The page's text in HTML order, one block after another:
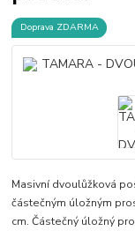
Doprava ZDARMA
Masivní dvoulůžková
částečným úložným
cm. Částečný úložný